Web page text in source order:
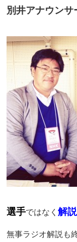
別井アナウンサ
選手ではなく解
無事ラジオ解説も